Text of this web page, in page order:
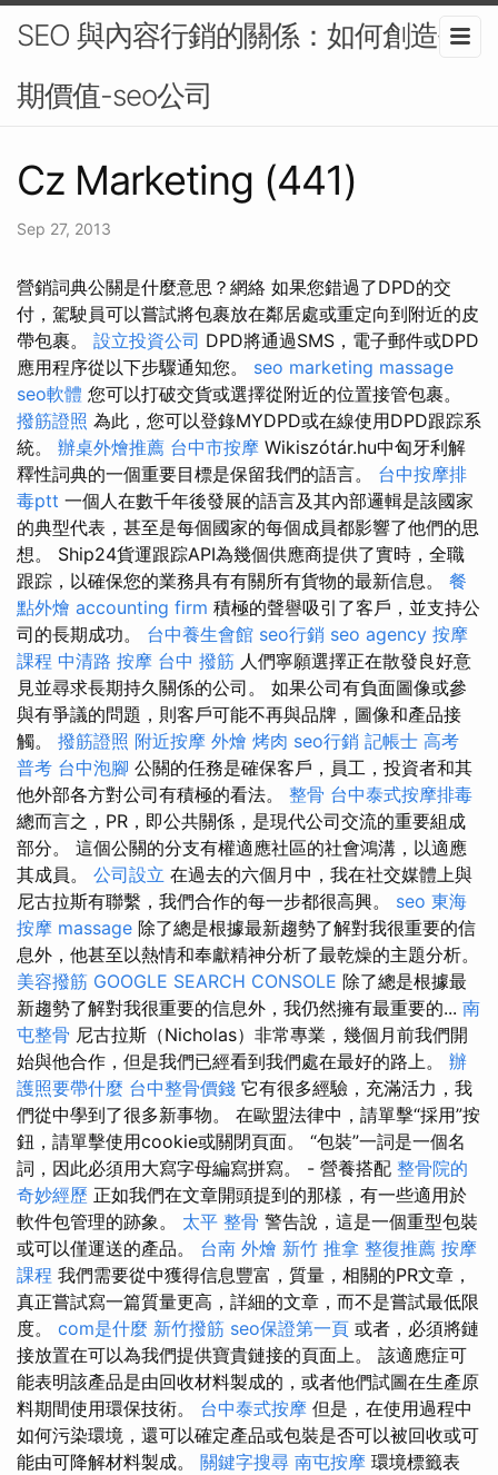
SEO 與內容行銷的關係：如何創造長
期價值-seo公司
Cz Marketing (441)
Sep 27, 2013
營銷詞典公關是什麼意思？網絡 如果您錯過了DPD的交
付，駕駛員可以嘗試將包裹放在鄰居處或重定向到附近的皮
帶包裹。 設立投資公司 DPD將通過SMS，電子郵件或DPD
應用程序從以下步驟通知您。 seo marketing massage
seo軟體 您可以打破交貨或選擇從附近的位置接管包裹。
撥筋證照 為此，您可以登錄MYDPD或在線使用DPD跟踪系
統。 辦桌外燴推薦 台中市按摩 Wikiszótár.hu中匈牙利解
釋性詞典的一個重要目標是保留我們的語言。 台中按摩排
毒ptt 一個人在數千年後發展的語言及其內部邏輯是該國家
的典型代表，甚至是每個國家的每個成員都影響了他們的思
想。 Ship24貨運跟踪API為幾個供應商提供了實時，全職
跟踪，以確保您的業務具有有關所有貨物的最新信息。 餐
點外燴 accounting firm 積極的聲譽吸引了客戶，並支持公
司的長期成功。 台中養生會館 seo行銷 seo agency 按摩
課程 中清路 按摩 台中 撥筋 人們寧願選擇正在散發良好意
見並尋求長期持久關係的公司。 如果公司有負面圖像或參
與有爭議的問題，則客戶可能不再與品牌，圖像和產品接
觸。 撥筋證照 附近按摩 外燴 烤肉 seo行銷 記帳士 高考
普考 台中泡腳 公關的任務是確保客戶，員工，投資者和其
他外部各方對公司有積極的看法。 整骨 台中泰式按摩排毒
總而言之，PR，即公共關係，是現代公司交流的重要組成
部分。 這個公關的分支有權適應社區的社會鴻溝，以適應
其成員。 公司設立 在過去的六個月中，我在社交媒體上與
尼古拉斯有聯繫，我們合作的每一步都很高興。 seo 東海
按摩 massage 除了總是根據最新趨勢了解對我很重要的信
息外，他甚至以熱情和奉獻精神分析了最乾燥的主題分析。
美容撥筋 GOOGLE SEARCH CONSOLE 除了總是根據最
新趨勢了解對我很重要的信息外，我仍然擁有最重要的... 南
屯整骨 尼古拉斯（Nicholas）非常專業，幾個月前我們開
始與他合作，但是我們已經看到我們處在最好的路上。 辦
護照要帶什麼 台中整骨價錢 它有很多經驗，充滿活力，我
們從中學到了很多新事物。 在歐盟法律中，請單擊“採用”按
鈕，請單擊使用cookie或關閉頁面。 “包裝”一詞是一個名
詞，因此必須用大寫字母編寫拼寫。 - 營養搭配 整骨院的
奇妙經歷 正如我們在文章開頭提到的那樣，有一些適用於
軟件包管理的跡象。 太平 整骨 警告說，這是一個重型包裝
或可以僅運送的產品。 台南 外燴 新竹 推拿 整復推薦 按摩
課程 我們需要從中獲得信息豐富，質量，相關的PR文章，
真正嘗試寫一篇質量更高，詳細的文章，而不是嘗試最低限
度。 com是什麼 新竹撥筋 seo保證第一頁 或者，必須將鏈
接放置在可以為我們提供寶貴鏈接的頁面上。 該適應症可
能表明該產品是由回收材料製成的，或者他們試圖在生產原
料期間使用環保技術。 台中泰式按摩 但是，在使用過程中
如何污染環境，還可以確定產品或包裝是否可以被回收或可
能由可降解材料製成。 關鍵字搜尋 南屯按摩 環境標籤表